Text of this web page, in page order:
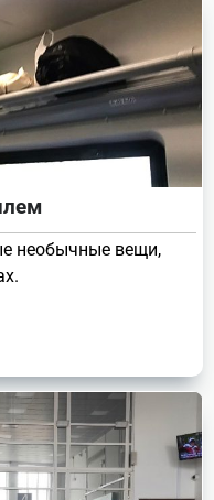
необычные вещи,